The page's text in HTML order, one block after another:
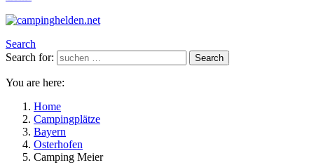
Search
Search for:
Search
You are here:
Home
Campingplätze
Bayern
Osterhofen
Camping Meier